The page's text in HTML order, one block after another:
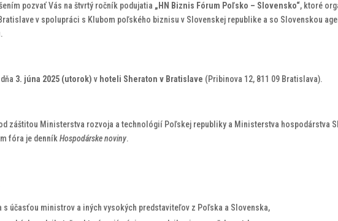
pozvať Vás na štvrtý ročník podujatia „HN Biznis Fórum Poľsko – Slovensko“, ktoré
v spolupráci s Klubom poľského biznisu v Slovenskej republike a so Slovenskou
3. júna 2025 (utorok) v hoteli Sheraton v Bratislave (Pribinova 12, 811 09 Bratislava).
záštitou Ministerstva rozvoja a technológií Poľskej republiky a Ministerstva hospodárstva
fóra je denník Hospodárske noviny.
s účasťou ministrov a iných vysokých predstaviteľov z Poľska a Slovenska,